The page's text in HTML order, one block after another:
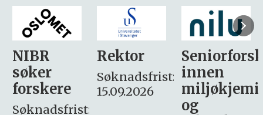
Rektor
Søknadsfrist:
15.09.2026
Seniorforsker
innen
miljøkjemi
søker
– fast